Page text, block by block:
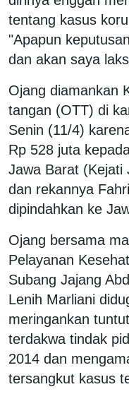
tentang kasus
"Apapun
dan akan saya
Ojang diamankan
tangan (OTT) di
Senin (11/4)
Rp 528 juta
Jawa Barat (Kejati
dan rekannya
dipindahkan ke
Ojang bersama
Pelayanan
Subang Jajang
Lenih Marliani
meringankan
terdakwa tindak
2014 dan
tersangkut kasus